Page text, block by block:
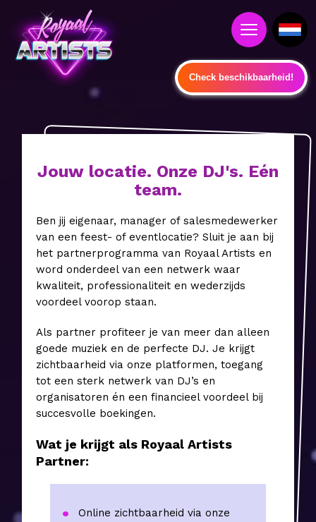
Check beschikbaarheid!
Jouw locatie. Onze DJ's. Eén
team.
Ben jij eigenaar, manager of salesmedewerker
van een feest- of eventlocatie? Sluit je aan bij
het partnerprogramma van Royaal Artists en
word onderdeel van een netwerk waar
kwaliteit, professionaliteit en wederzijds
voordeel voorop staan.
Als partner profiteer je van meer dan alleen
goede muziek en de perfecte DJ. Je krijgt
zichtbaarheid via onze platformen, toegang
tot een sterk netwerk van DJ’s en
organisatoren én een financieel voordeel bij
succesvolle boekingen.
Wat je krijgt als Royaal Artists
Partner:
Online zichtbaarheid via onze